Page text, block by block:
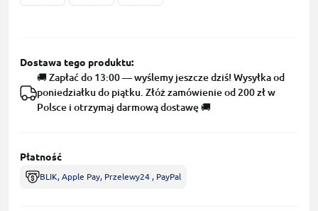
Dostawa tego produktu:
🚚 Zapłać do 13:00 — wyślemy jeszcze dziś! Wysyłka od
poniedziałku do piątku. Złóż zamówienie od 200 zł w
Polsce i otrzymaj darmową dostawę 🚚
Płatność
BLIK, Apple Pay, Przelewy24 , PayPal